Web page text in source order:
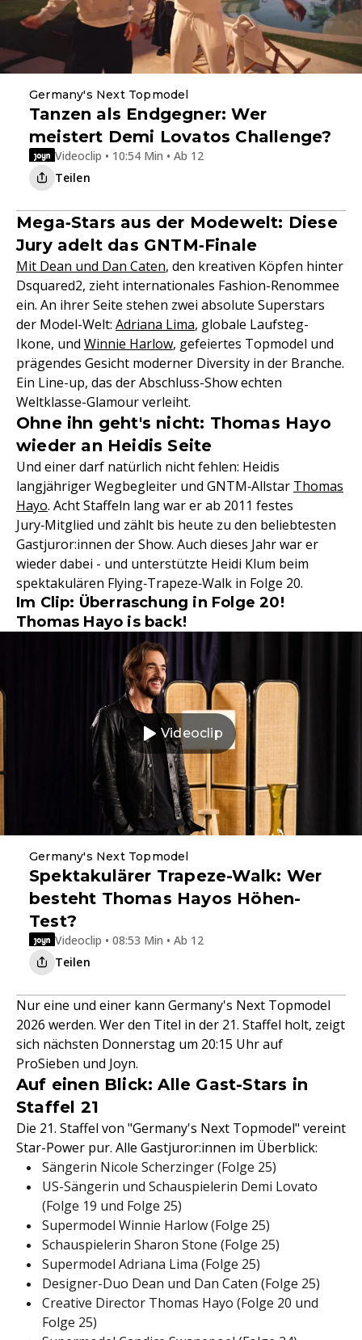
Germany's Next Topmodel
Tanzen als Endgegner: Wer
meistert Demi Lovatos Challenge?
Videoclip • 10:54 Min • Ab 12
Teilen
Mega‑Stars aus der Modewelt: Diese
Jury adelt das GNTM‑Finale
Mit Dean und Dan Caten, den kreativen Köpfen hinter
Dsquared2, zieht internationales Fashion-Renommee
ein. An ihrer Seite stehen zwei absolute Superstars
der Model-Welt: Adriana Lima, globale Laufsteg-
Ikone, und Winnie Harlow, gefeiertes Topmodel und
prägendes Gesicht moderner Diversity in der Branche.
Ein Line-up, das der Abschluss-Show echten
Weltklasse-Glamour verleiht.
Ohne ihn geht's nicht: Thomas Hayo
wieder an Heidis Seite
Und einer darf natürlich nicht fehlen: Heidis
langjähriger Wegbegleiter und GNTM‑Allstar Thomas
Hayo. Acht Staffeln lang war er ab 2011 festes
Jury‑Mitglied und zählt bis heute zu den beliebtesten
Gastjuror:innen der Show. Auch dieses Jahr war er
wieder dabei - und unterstützte Heidi Klum beim
spektakulären Flying‑Trapeze‑Walk in Folge 20.
Im Clip: Überraschung in Folge 20!
Thomas Hayo is back!
Videoclip
Germany's Next Topmodel
Spektakulärer Trapeze-Walk: Wer
besteht Thomas Hayos Höhen-
Test?
Videoclip • 08:53 Min • Ab 12
Teilen
Nur eine und einer kann Germany's Next Topmodel
2026 werden. Wer den Titel in der 21. Staffel holt, zeigt
sich nächsten Donnerstag um 20:15 Uhr auf
ProSieben und Joyn.
Auf einen Blick: Alle Gast-Stars in
Staffel 21
Die 21. Staffel von "Germany's Next Topmodel" vereint
Star-Power pur. Alle Gastjuror:innen im Überblick:
Sängerin Nicole Scherzinger (Folge 25)
US-Sängerin und Schauspielerin Demi Lovato
(Folge 19 und Folge 25)
Supermodel Winnie Harlow (Folge 25)
Schauspielerin Sharon Stone (Folge 25)
Supermodel Adriana Lima (Folge 25)
Designer-Duo Dean und Dan Caten (Folge 25)
Creative Director Thomas Hayo (Folge 20 und
Folge 25)